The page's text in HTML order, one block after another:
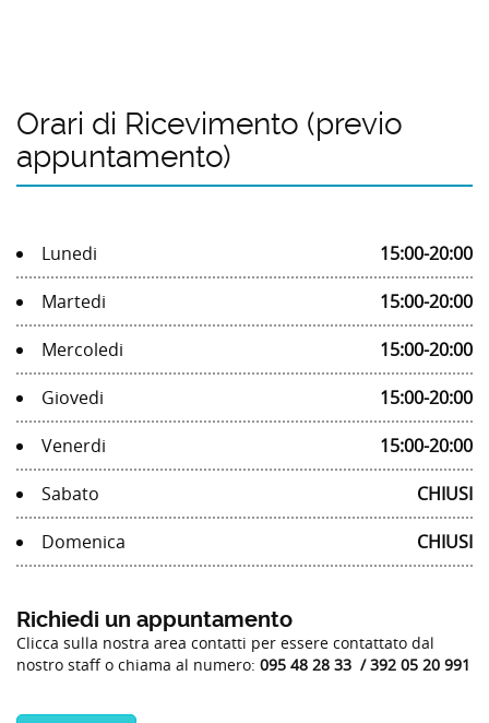
Orari di Ricevimento (previo
appuntamento)
Lunedi
15:00-20:00
Martedi
15:00-20:00
Mercoledi
15:00-20:00
Giovedi
15:00-20:00
Venerdi
15:00-20:00
Sabato
CHIUSI
Domenica
CHIUSI
Richiedi un appuntamento
Clicca sulla nostra area contatti per essere contattato dal
nostro staff o chiama al numero: 095 48 28 33 / 392 05 20 991